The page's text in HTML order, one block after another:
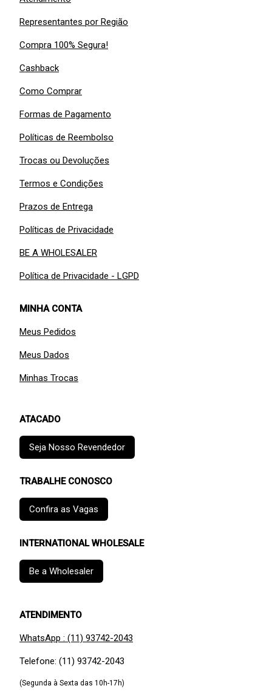
Representantes por Região
Compra 100% Segura!
Cashback
Como Comprar
Formas de Pagamento
Políticas de Reembolso
Trocas ou Devoluções
Termos e Condições
Prazos de Entrega
Políticas de Privacidade
BE A WHOLESALER
Política de Privacidade - LGPD
MINHA CONTA
Meus Pedidos
Meus Dados
Minhas Trocas
ATACADO
Seja Nosso Revendedor
TRABALHE CONOSCO
Confira as Vagas
INTERNATIONAL WHOLESALE
Be a Wholesaler
ATENDIMENTO
WhatsApp : (11) 93742-2043
Telefone: (11) 93742-2043
(Segunda à Sexta das 10h-17h)